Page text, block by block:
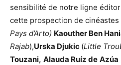
sensibilité de notre ligne
cette prospection de cinéastes
Pays d’Arto) Kaouther Ben
Rajab),Urska Djukic (Little
Touzani, Alauda Ruíz de Azúa